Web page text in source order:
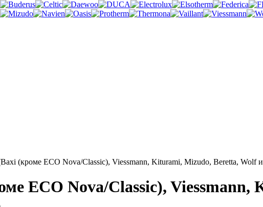
(кроме ECO Nova/Classic), Viessmann, Kiturami, Mizudo, Beretta, Wolf
ECO Nova/Classic),